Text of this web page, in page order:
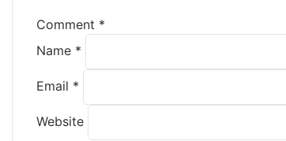
Comment *
Name *
Email *
Website